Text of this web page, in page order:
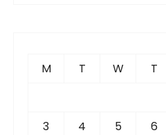
M T W T
3
4 5 6